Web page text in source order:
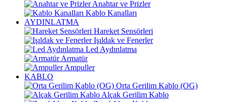
Anahtar ve Prizler
Kablo Kanalları
AYDINLATMA
Hareket Sensörleri
Işıldak ve Fenerler
Led Aydınlatma
Armatür
Ampuller
KABLO
Orta Gerilim Kablo (OG)
Alçak Gerilim Kablo